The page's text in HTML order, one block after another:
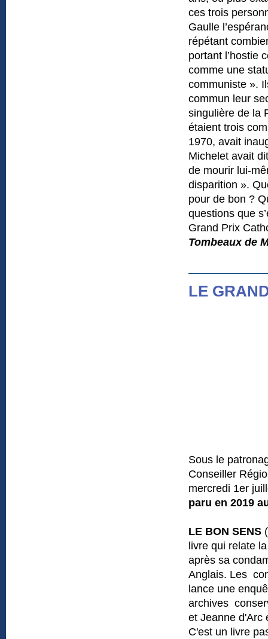
ces trois
Gaulle
répétant
portant l’hostie
comme une
communiste ».
commun leur
singulière de la
étaient trois
1970, avait
Michelet avait
de mourir lui-
disparition ».
pour de bon ?
questions que
Grand Prix
Tombeaux de
LE
Sous le
Conseiller
mercredi 1er
paru en 2019
LE BON SENS
livre qui relate
après sa
Anglais. Les
lance une
archives
et Jeanne d'Arc
C'est un livre